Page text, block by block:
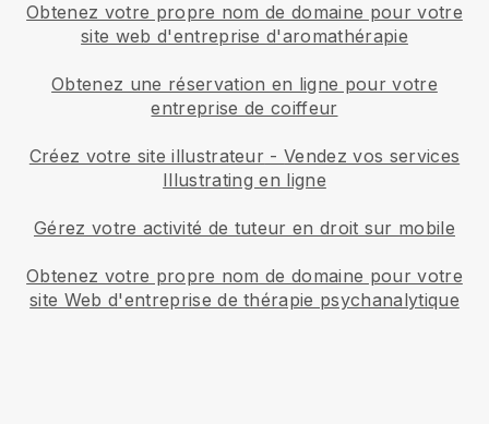
Obtenez votre propre nom de domaine pour votre
site web d'entreprise d'aromathérapie
Obtenez une réservation en ligne pour votre
entreprise de coiffeur
Créez votre site illustrateur -Vendez vos services
Illustrating en ligne
Gérez votre activité de tuteur en droit sur mobile
Obtenez votre propre nom de domaine pour votre
site Web d'entreprise de thérapie psychanalytique